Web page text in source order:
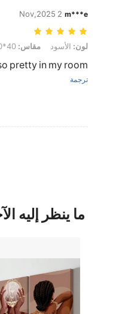
m***e
2 Nov,2025
لون: الأسود, مقاس: 40*60/أ
لون: الأسود مقاس:
pretty in my room
ترجمة
ما ينظر إليه